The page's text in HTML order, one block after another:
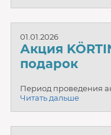
01.01.2026
Акция
подарок
Период проведения
Читать дальше